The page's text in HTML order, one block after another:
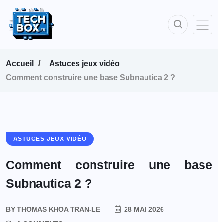
Accueil
Astuces jeux vidéo
Comment construire une base Subnautica 2 ?
ASTUCES JEUX VIDÉO
Comment construire une base
Subnautica 2 ?
BY THOMAS KHOA TRAN-LE
28 MAI 2026